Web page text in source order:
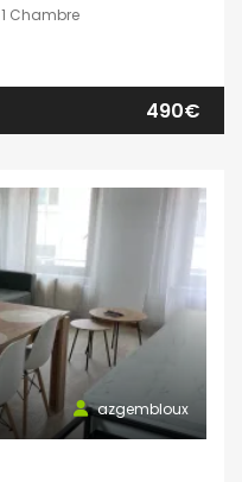
1 Chambre
490€
azgembloux